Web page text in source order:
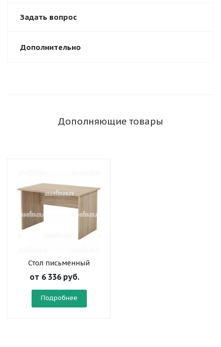
Задать вопрос
Дополнительно
Дополняющие товары
Стол письменный
"Директор" 1200
от 6 336 руб.
Подробнее